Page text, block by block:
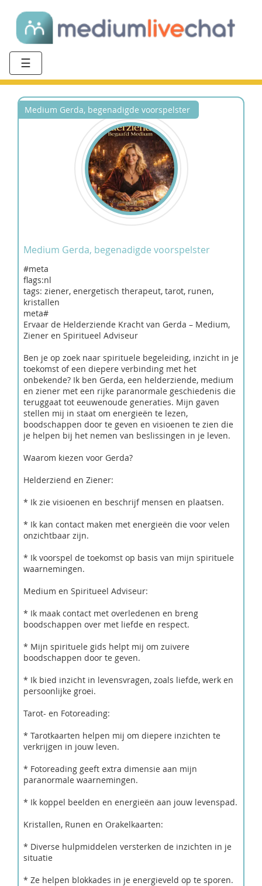
☰
Medium Gerda, begenadigde voorspelster
#meta
flags:nl
tags: ziener, energetisch therapeut, tarot, runen,
kristallen
meta#
Ervaar de Helderziende Kracht van Gerda – Medium,
Ziener en Spiritueel Adviseur
Ben je op zoek naar spirituele begeleiding, inzicht in je
toekomst of een diepere verbinding met het
onbekende? Ik ben Gerda, een helderziende, medium
en ziener met een rijke paranormale geschiedenis die
teruggaat tot eeuwenoude generaties. Mijn gaven
stellen mij in staat om energieën te lezen,
boodschappen door te geven en visioenen te zien die
je helpen bij het nemen van beslissingen in je leven.
Waarom kiezen voor Gerda?
Helderziend en Ziener:
* Ik zie visioenen en beschrijf mensen en plaatsen.
* Ik kan contact maken met energieën die voor velen
onzichtbaar zijn.
* Ik voorspel de toekomst op basis van mijn spirituele
waarnemingen.
Medium en Spiritueel Adviseur:
* Ik maak contact met overledenen en breng
boodschappen over met liefde en respect.
* Mijn spirituele gids helpt mij om zuivere
boodschappen door te geven.
* Ik bied inzicht in levensvragen, zoals liefde, werk en
persoonlijke groei.
Tarot- en Fotoreading:
* Tarotkaarten helpen mij om diepere inzichten te
verkrijgen in jouw leven.
* Fotoreading geeft extra dimensie aan mijn
paranormale waarnemingen.
* Ik koppel beelden en energieën aan jouw levenspad.
Kristallen, Runen en Orakelkaarten:
* Diverse hulpmiddelen versterken de inzichten in je
situatie
* Ze helpen blokkades in je energieveld op te sporen.
Medium Gerda, begenadigde voorspelster